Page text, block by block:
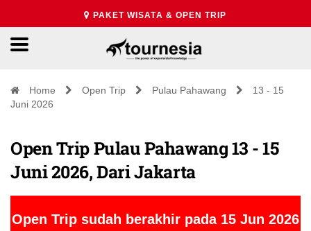
PAKET WISATA & OPEN TRIP
Home Open Trip Pulau Pahawang
13 - 15
Juni 2026
Open Trip Pulau Pahawang 13 - 15
Juni 2026, Dari Jakarta
Open Trip sudah berakhir pada 15 Jun 2026